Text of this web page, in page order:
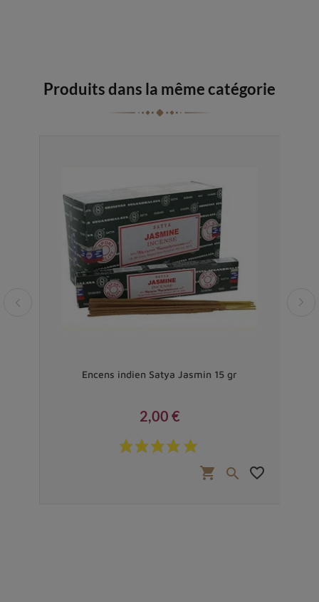
Produits dans la même catégorie
Encens indien Satya Jasmin 15 gr
Prix
2,00 €
shopping_cart  favorite_border